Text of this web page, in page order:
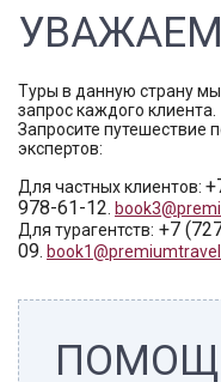
Туры в данную страну
запрос каждого клиента.
Запросите путешествие
экспертов:
Для частных клиентов:
978-61-12
Для турагентств: +7
09